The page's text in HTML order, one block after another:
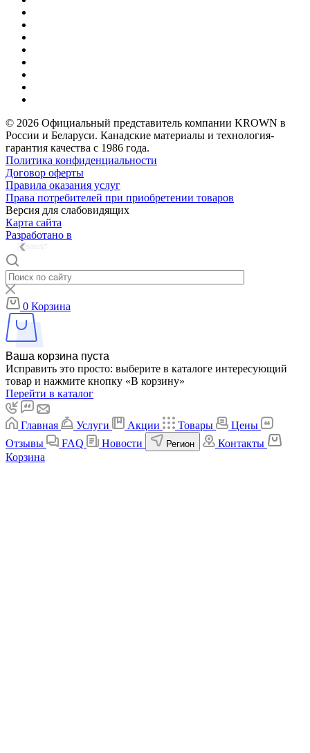
© 2026 Официальный представитель компании KROWN в
России и Беларуси. Канадские материалы и технология-
гарантия качества с 1986 года.
Политика конфиденциальности
Договор оферты
Правила оказания услуг
Права потребителей при приобретении товаров
Версия для слабовидящих
Карта сайта
Разработано в
0 Корзина
Ваша корзина пуста
Исправить это просто: выберите в каталоге интересующий
товар и нажмите кнопку «В корзину»
Перейти в каталог
Главная Услуги Акции Товары
Цены
Отзывы
FAQ Новости Регион
Контакты
Корзина